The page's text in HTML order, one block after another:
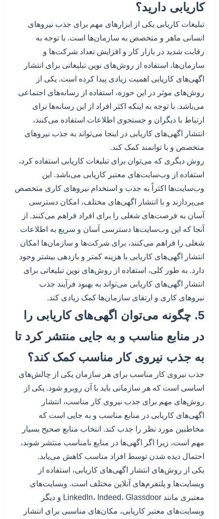
کاریابی دارید؟
تبلیغات کاریابی یکی از ابزارهای مهم برای جذب نیروهای
انسانی ماهر و متخصص به سازمان‌ها است. با توجه به
رقابت شدید در بازار کار و افزایش تعداد شرکت‌ها و
سازمان‌ها، استفاده از روش‌های نوین تبلیغاتی برای انتشار
اگهی‌های کاریابی اهمیت زیادی پیدا کرده است. یکی از
روش‌های موثر در این حوزه، استفاده از رسانه‌های اجتماعی
می‌باشد. با توجه به اینکه اکثر افراد از این رسانه‌ها برای
ارتباط با دیگران و جستجوی اطلاعات استفاده می‌کنند،
انتشار اگهی‌های کاریابی در اینجا می‌تواند به جذب نیروهای
متخصص و با توانمند کمک کند.
روش دیگری که می‌توان برای تبلیغات کاریابی استفاده کرد،
استفاده از وب‌سایت‌های معتبر کاریابی می‌باشد. این
وب‌سایت‌ها اکثراً به جذب و استخدام نیروهای کاری متخصص
می‌پردازند و با انتشار اگهی‌های مختلف، امکان دسترسی
آسان به فرصت‌های شغلی را برای افراد فراهم می‌کنند. از
آنجا که این وب‌سایت‌ها دسترسی آسان و سریع به اطلاعات
شغلی را فراهم می‌کنند، برای شرکت‌ها و سازمان‌ها امکان
انتشار اگهی‌های کاریابی با هزینه کمتر و بازدهی بیشتر وجود
دارد. به طور کلی، استفاده از روش‌های نوین تبلیغاتی برای
انتشار اگهی‌های کاریابی می‌تواند به بهبود فرآیند جذب
نیروهای کاری و ارتقای سازمان‌ها کمک زیادی کند.
5. چگونه می‌توان اگهی‌های کاریابی را
در منابع مناسب و به جایی منتشر کرد تا
به جذب نیروی کار مناسب کمک کند؟
جذب نیروی کار مناسب برای هر سازمان یکی از چالش‌های
اساسی است که هر سازمانی باید با آن روبرو شود. یکی از
روش‌های مهم برای جذب نیروی کار مناسب، انتشار
اگهی‌های کاریابی در منابع مناسب و به جایی است که
مخاطبین مورد نظر را جذب کند. انتخاب منابع صحیح بسیار
مهم است، زیرا اگر اگهی‌ها در منابع نامناسب منتشر شوند،
احتمال دیده شدن توسط افراد مناسب کاهش می‌یابد.
یکی از روش‌های انتشار اگهی‌های کاریابی، استفاده از
وبسایت‌ها و پلتفرم‌های آنلاین مختلف است. وبسایت‌های
معتبری مانند LinkedIn، Indeed، Glassdoor و دیگر
وبسایت‌های معتبر کاریابی، مکان‌های مناسبی برای انتشار